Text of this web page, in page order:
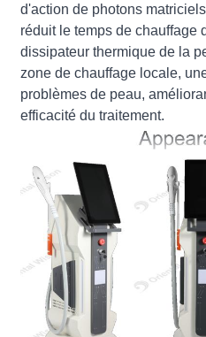
d'action de photons
réduit le temps de chauffage
dissipateur thermique de la
zone de chauffage locale,
problèmes de peau,
efficacité du traitement.